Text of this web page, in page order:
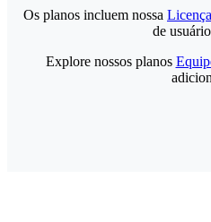
Os planos incluem nossa
de
Explore nossos planos